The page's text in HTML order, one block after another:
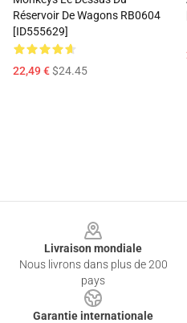
Réservoir De Wagons RB0604
[ID555629]
22,49 €$24.45
Livraison mondiale
Nous livrons dans plus de 200
pays
Garantie internationale